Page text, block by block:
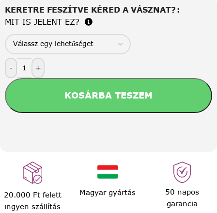
KERETRE FESZÍTVE KÉRED A VÁSZNAT?
MIT IS JELENT EZ?
- +
KOSÁRBA TESZEM
20.000 Ft felett
ingyen szállítás
Magyar gyártás
50 napos
garancia